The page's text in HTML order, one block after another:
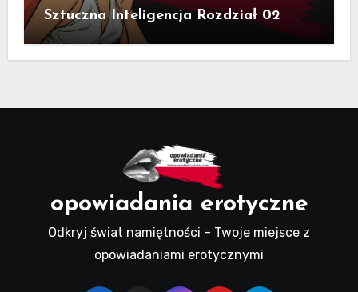
Sztuczna Inteligencja Rozdział 02
opowiadania erotyczne
Odkryj świat namiętności – Twoje miejsce z
opowiadaniami erotycznymi